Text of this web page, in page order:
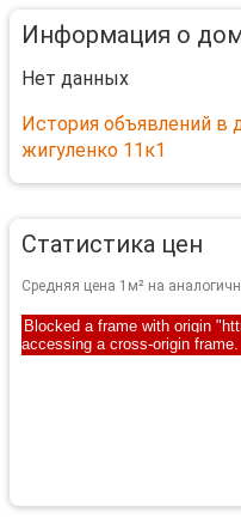
Информация о
Нет данных
История объявлений в
жигуленко 11к1
Статистика цен
Средняя цена 1м² на
Blocked a frame with origin
accessing a cross-origin frame.